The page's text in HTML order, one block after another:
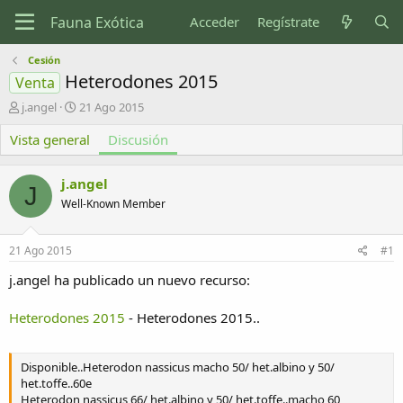
Acceder Regístrate
Cesión
Venta Heterodones 2015
I
i
c
d
o
r
d
l
e
j.angel
F
c
h
d
e
n
i
21 Ago 2015
Vista general Discusión
J j.angel
Well-Known Member
21 Ago 2015 #1
j.angel ha publicado un nuevo recurso:
Heterodones 2015 - Heterodones 2015..
Disponible..Heterodon nassicus macho 50/ het.albino y 50/
het.toffe..60e
Heterodon nassicus 66/ het.albino y 50/ het.toffe..macho 60,